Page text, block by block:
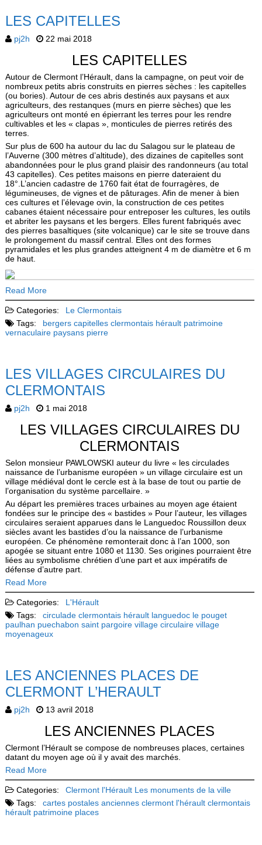
LES CAPITELLES
pj2h 22 mai 2018
LES CAPITELLES
Autour de Clermont l’Hérault, dans la campagne, on peut voir de
nombreux petits abris construits en pierres sèches : les capitelles
(ou bories). Autour de ces abris destinés aux paysans et aux
agriculteurs, des restanques (murs en pierre sèches) que les
agriculteurs ont monté en épierrant les terres pour les rendre
cultivables et les « clapas », monticules de pierres retirés des
terres.
Sur plus de 600 ha autour du lac du Salagou sur le plateau de
l’Auverne (300 mètres d’altitude), des dizaines de capitelles sont
abandonnées pour le plus grand plaisir des randonneurs (au total
43 capitelles). Ces petites maisons en pierre dateraient du
18°.L’ancien cadastre de 1760 fait état de fourragères, de
légumineuses, de vignes et de pâturages. Afin de mener à bien
ces cultures et l’élevage ovin, la construction de ces petites
cabanes étaient nécessaire pour entreposer les cultures, les outils
et abriter les paysans et les bergers. Elles furent fabriqués avec
des pierres basaltiques (site volcanique) car le site se trouve dans
le prolongement du massif central. Elles ont des formes
pyramidales et les plus grandes atteignent 4 m de diamètre et 6 m
de haut.
Read More
Categories:
Le Clermontais
Tags:
bergers capitelles clermontais hérault patrimoine
vernaculaire paysans pierre
LES VILLAGES CIRCULAIRES DU
CLERMONTAIS
pj2h 1 mai 2018
LES VILLAGES CIRCULAIRES DU
CLERMONTAIS
Selon monsieur PAWLOWSKI auteur du livre « les circulades
naissance de l’urbanisme européen » un village circulaire est un
village médiéval dont le cercle est à la base de tout ou partie de
l’organisation du système parcellaire. »
Au départ les premières traces urbaines au moyen age étaient
fondées sur le principe des « bastides » Pour l’auteur, les villages
circulaires seraient apparues dans le Languedoc Roussillon deux
siècles avant les bastides d’ou la naissance de l’urbanisme
européen. Ce phénomène remonterait donc à l’an 1000, son
apogée se situant entre 1080 et 1130. Ses origines pourraient être
liées au symbolisme chrétien d’une part et aux impératifs de
défense d’autre part.
Read More
Categories:
L'Hérault
Tags:
circulade clermontais hérault languedoc le pouget
paulhan puechabon saint pargoire village circulaire village
moyenageux
LES ANCIENNES PLACES DE
CLERMONT L’HERAULT
pj2h 13 avril 2018
LES ANCIENNES PLACES
Clermont l’Hérault se compose de nombreuses places, certaines
datant du moyen age où il y avait des marchés.
Read More
Categories: Clermont l'Hérault Les monuments de la ville
Tags:
cartes postales anciennes clermont l'hérault clermontais
hérault patrimoine places